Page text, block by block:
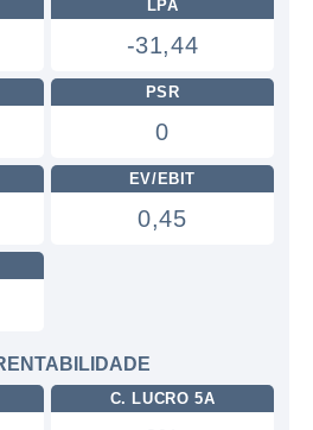
LPA
-31,44
PSR
0
EV/EBIT
0,45
C. LUCRO 5A